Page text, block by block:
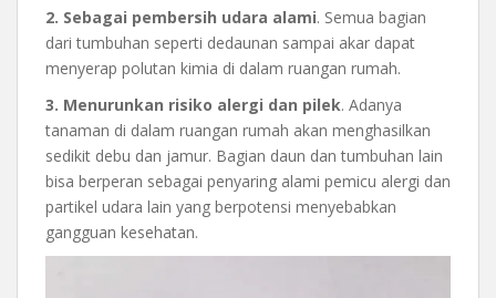
2. Sebagai pembersih udara alami. Semua bagian
dari tumbuhan seperti dedaunan sampai akar dapat
menyerap polutan kimia di dalam ruangan rumah.
3. Menurunkan risiko alergi dan pilek. Adanya
tanaman di dalam ruangan rumah akan menghasilkan
sedikit debu dan jamur. Bagian daun dan tumbuhan lain
bisa berperan sebagai penyaring alami pemicu alergi dan
partikel udara lain yang berpotensi menyebabkan
gangguan kesehatan.